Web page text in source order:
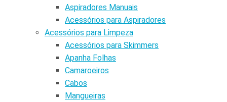
Aspiradores Manuais
Acessórios para Aspiradores
Acessórios para Limpeza
Acessórios para Skimmers
Apanha Folhas
Camaroeiros
Cabos
Mangueiras